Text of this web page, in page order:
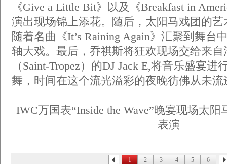
《Give a Little Bit》以及《Breakfast in
演出现场锦上添花。随后，太阳马戏团的
随着名曲《It’s Raining Again》汇聚到舞台
轴大戏。最后，乔祺斯将狂欢现场交给来
（Saint-Tropez）的DJ Jack E,将音乐盛宴
舞，时间在这个流光溢彩的夜晚彷佛从未流
IWC万国表“Inside the Wave”晚宴现场太
表演
1 2 3 4 5 6